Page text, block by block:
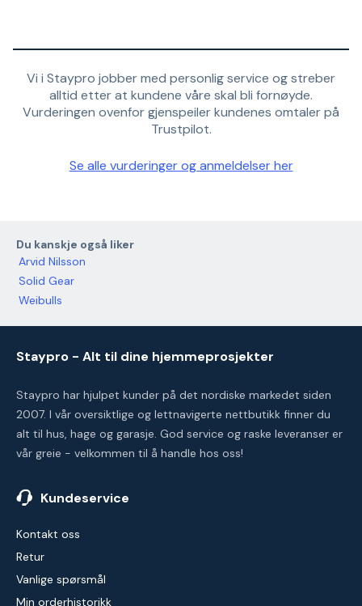
Vi i Staypro jobber med personlig service og streber
alltid etter at kundene våre skal bli fornøyde.
Vurderingen ovenfor gjenspeiler kundenes omtaler på
Trustpilot.
Se alle vurderinger og anmeldelser her
Du kanskje også liker
Arvid Nilsson
Solid Gear
Weibulls
Staypro - Alt til dine hjemmeprosjekter
Staypro har hjulpet kunder på det nordiske markedet siden
2007. I vår oversiktlige og lettnavigerte nettbutikk finner du
alt til hus, hage og garasje. God service og raske leveranser er
vår greie - velkommen til å handle hos oss!
Kundeservice
Kontakt oss
Retur
Vanlige spørsmål
Min orderhistorikk